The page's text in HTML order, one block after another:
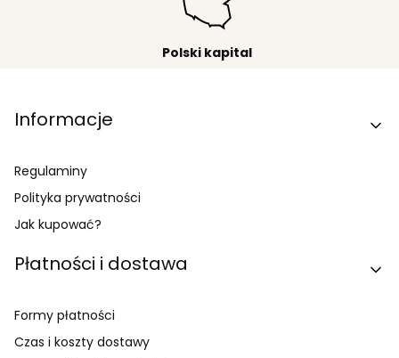
Polski kapital
Linki w stopce
Informacje
Regulaminy
Polityka prywatności
Jak kupować?
Płatności i dostawa
Formy płatności
Czas i koszty dostawy